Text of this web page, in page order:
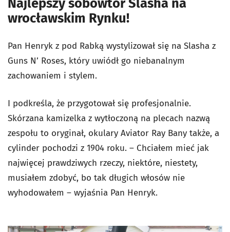
Najlepszy sobowtór Slasha na
wrocławskim Rynku!
Pan Henryk z pod Rabką wystylizował się na Slasha z
Guns N’ Roses, który uwiódł go niebanalnym
zachowaniem i stylem.
I podkreśla, że przygotował się profesjonalnie.
Skórzana kamizelka z wytłoczoną na plecach nazwą
zespołu to oryginał, okulary Aviator Ray Bany także, a
cylinder pochodzi z 1904 roku. – Chciałem mieć jak
najwięcej prawdziwych rzeczy, niektóre, niestety,
musiałem zdobyć, bo tak długich włosów nie
wyhodowałem – wyjaśnia Pan Henryk.